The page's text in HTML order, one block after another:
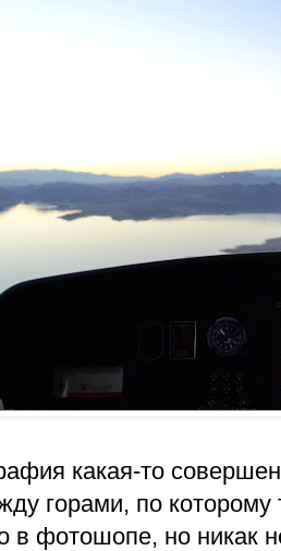
какая-то
горами, по которому
в фотошопе, но никак